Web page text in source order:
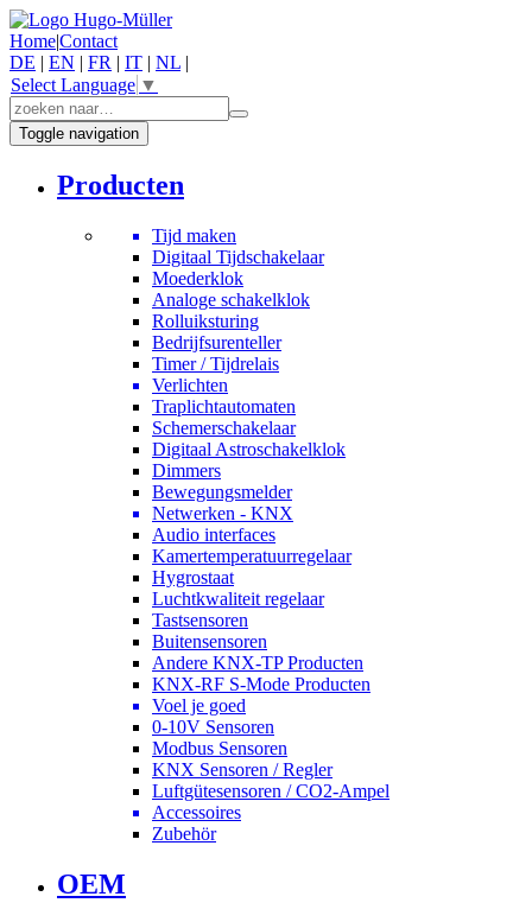
Home|Contact
DE | EN | FR | IT | NL |
Select Language ▼
Toggle navigation
Producten
Tijd maken
Digitaal Tijdschakelaar
Moederklok
Analoge schakelklok
Rolluiksturing
Bedrijfsurenteller
Timer / Tijdrelais
Verlichten
Traplichtautomaten
Schemerschakelaar
Digitaal Astroschakelklok
Dimmers
Bewegungsmelder
Netwerken - KNX
Audio interfaces
Kamertemperatuurregelaar
Hygrostaat
Luchtkwaliteit regelaar
Tastsensoren
Buitensensoren
Andere KNX-TP Producten
KNX-RF S-Mode Producten
Voel je goed
0-10V Sensoren
Modbus Sensoren
KNX Sensoren / Regler
Luftgütesensoren / CO2-Ampel
Accessoires
Zubehör
OEM